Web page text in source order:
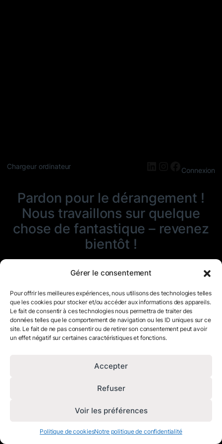
Gérer le consentement
Pour offrir les meilleures expériences, nous utilisons des technologies telles
que les cookies pour stocker et/ou accéder aux informations des appareils.
Le fait de consentir à ces technologies nous permettra de traiter des
données telles que le comportement de navigation ou les ID uniques sur ce
site. Le fait de ne pas consentir ou de retirer son consentement peut avoir
un effet négatif sur certaines caractéristiques et fonctions.
Accepter
Refuser
Voir les préférences
Politique de cookiesNotre politique de confidentialité
Chargeur ordinateur LinkedIn
Instagram
Connexion
Pardon pour le dérangement !
Nous travaillons sur quelque
chose de fantastique – revenez
bientôt !